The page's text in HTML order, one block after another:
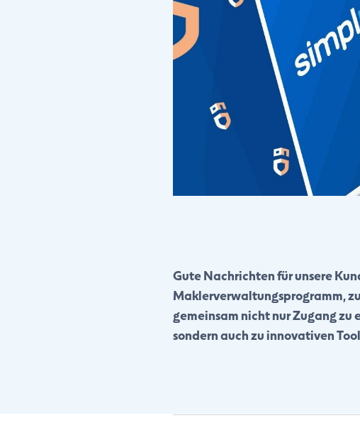
Gute Nachrichten für unsere
Maklerverwaltungsprogramm,
gemeinsam nicht nur Zugang
sondern auch zu innovativen